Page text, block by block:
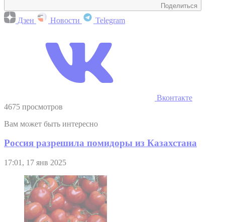
Поделиться
Дзен Новости Telegram
Вконтакте
4675 просмотров
Вам может быть интересно
Россия разрешила помидоры из Казахстана
17:01, 17 янв 2025